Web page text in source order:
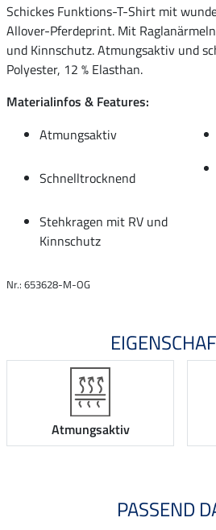
Schickes Funktions-T-Shirt mit
Allover-Pferdeprint. Mit
und Kinnschutz. Atmungsaktiv und
Polyester, 12 % Elasthan.
Materialinfos & Features:
Atmungsaktiv
Schnelltrocknend
Stehkragen mit RV und
Kinnschutz
Nr.: 653628-M-OG
Atmungsaktiv
PASSEND